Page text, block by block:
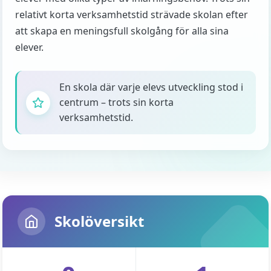
relativt korta verksamhetstid strävade skolan efter
att skapa en meningsfull skolgång för alla sina
elever.
En skola där varje elevs utveckling stod i
centrum – trots sin korta
verksamhetstid.
Skolöversikt